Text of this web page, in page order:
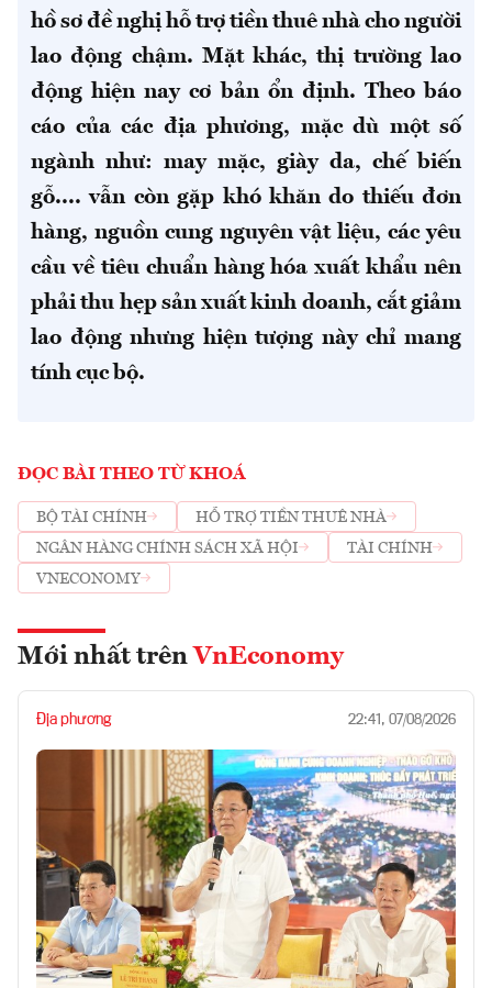
hồ sơ đề nghị hỗ trợ tiền thuê nhà cho người
lao động chậm. Mặt khác, thị trường lao
động hiện nay cơ bản ổn định. Theo báo
cáo của các địa phương, mặc dù một số
ngành như: may mặc, giày da, chế biến
gỗ.... vẫn còn gặp khó khăn do thiếu đơn
hàng, nguồn cung nguyên vật liệu, các yêu
cầu về tiêu chuẩn hàng hóa xuất khẩu nên
phải thu hẹp sản xuất kinh doanh, cắt giảm
lao động nhưng hiện tượng này chỉ mang
tính cục bộ.
ĐỌC BÀI THEO TỪ KHOÁ
BỘ TÀI CHÍNH
HỖ TRỢ TIỀN THUÊ NHÀ
NGÂN HÀNG CHÍNH SÁCH XÃ HỘI
TÀI CHÍNH
VNECONOMY
Mới nhất trên VnEconomy
Địa phương 22:41, 07/08/2026